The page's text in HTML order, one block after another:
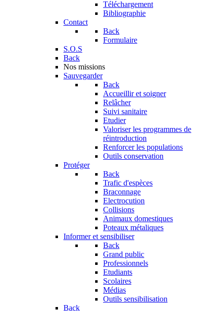
Téléchargement
Bibliographie
Contact
Back
Formulaire
S.O.S
Back
Nos missions
Sauvegarder
Back
Accueillir et soigner
Relâcher
Suivi sanitaire
Etudier
Valoriser les programmes de
réintroduction
Renforcer les populations
Outils conservation
Protéger
Back
Trafic d'espèces
Braconnage
Electrocution
Collisions
Animaux domestiques
Poteaux métaliques
Informer et sensibiliser
Back
Grand public
Professionnels
Etudiants
Scolaires
Médias
Outils sensibilisation
Back